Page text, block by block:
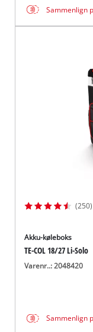
Sammenlign
(250)
Akku-køleboks
TE-COL 18/27 Li-Solo
Varenr..: 2048420
Sammenlign